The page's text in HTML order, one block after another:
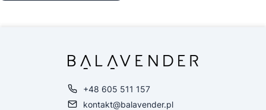
+48 605 511 157
kontakt@balavender.pl